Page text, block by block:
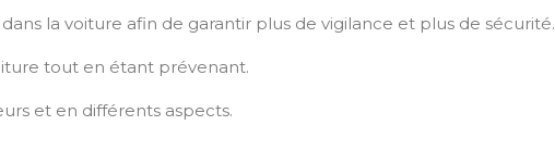
la voiture afin de garantir plus de vigilance et plus de sécurité.
tout en étant prévenant.
et en différents aspects.